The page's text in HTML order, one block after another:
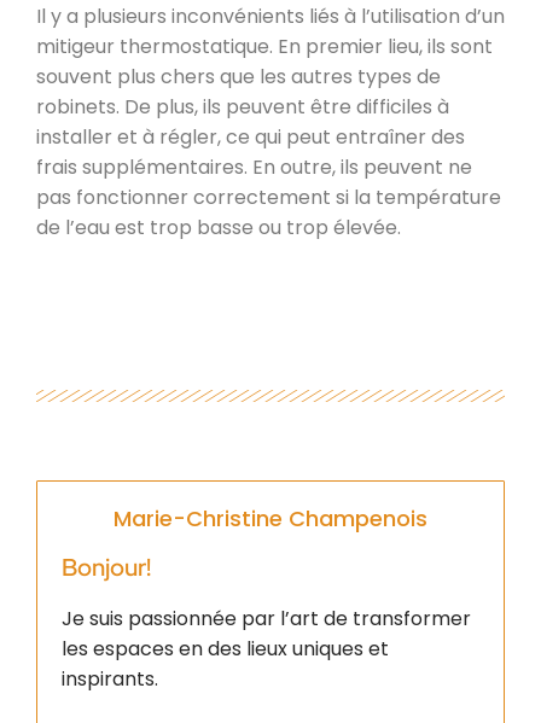
Il y a plusieurs inconvénients liés à l’utilisation d’un
mitigeur thermostatique. En premier lieu, ils sont
souvent plus chers que les autres types de
robinets. De plus, ils peuvent être difficiles à
installer et à régler, ce qui peut entraîner des
frais supplémentaires. En outre, ils peuvent ne
pas fonctionner correctement si la température
de l’eau est trop basse ou trop élevée.
Marie-Christine Champenois
Bonjour!
Je suis passionnée par l’art de transformer
les espaces en des lieux uniques et
inspirants.